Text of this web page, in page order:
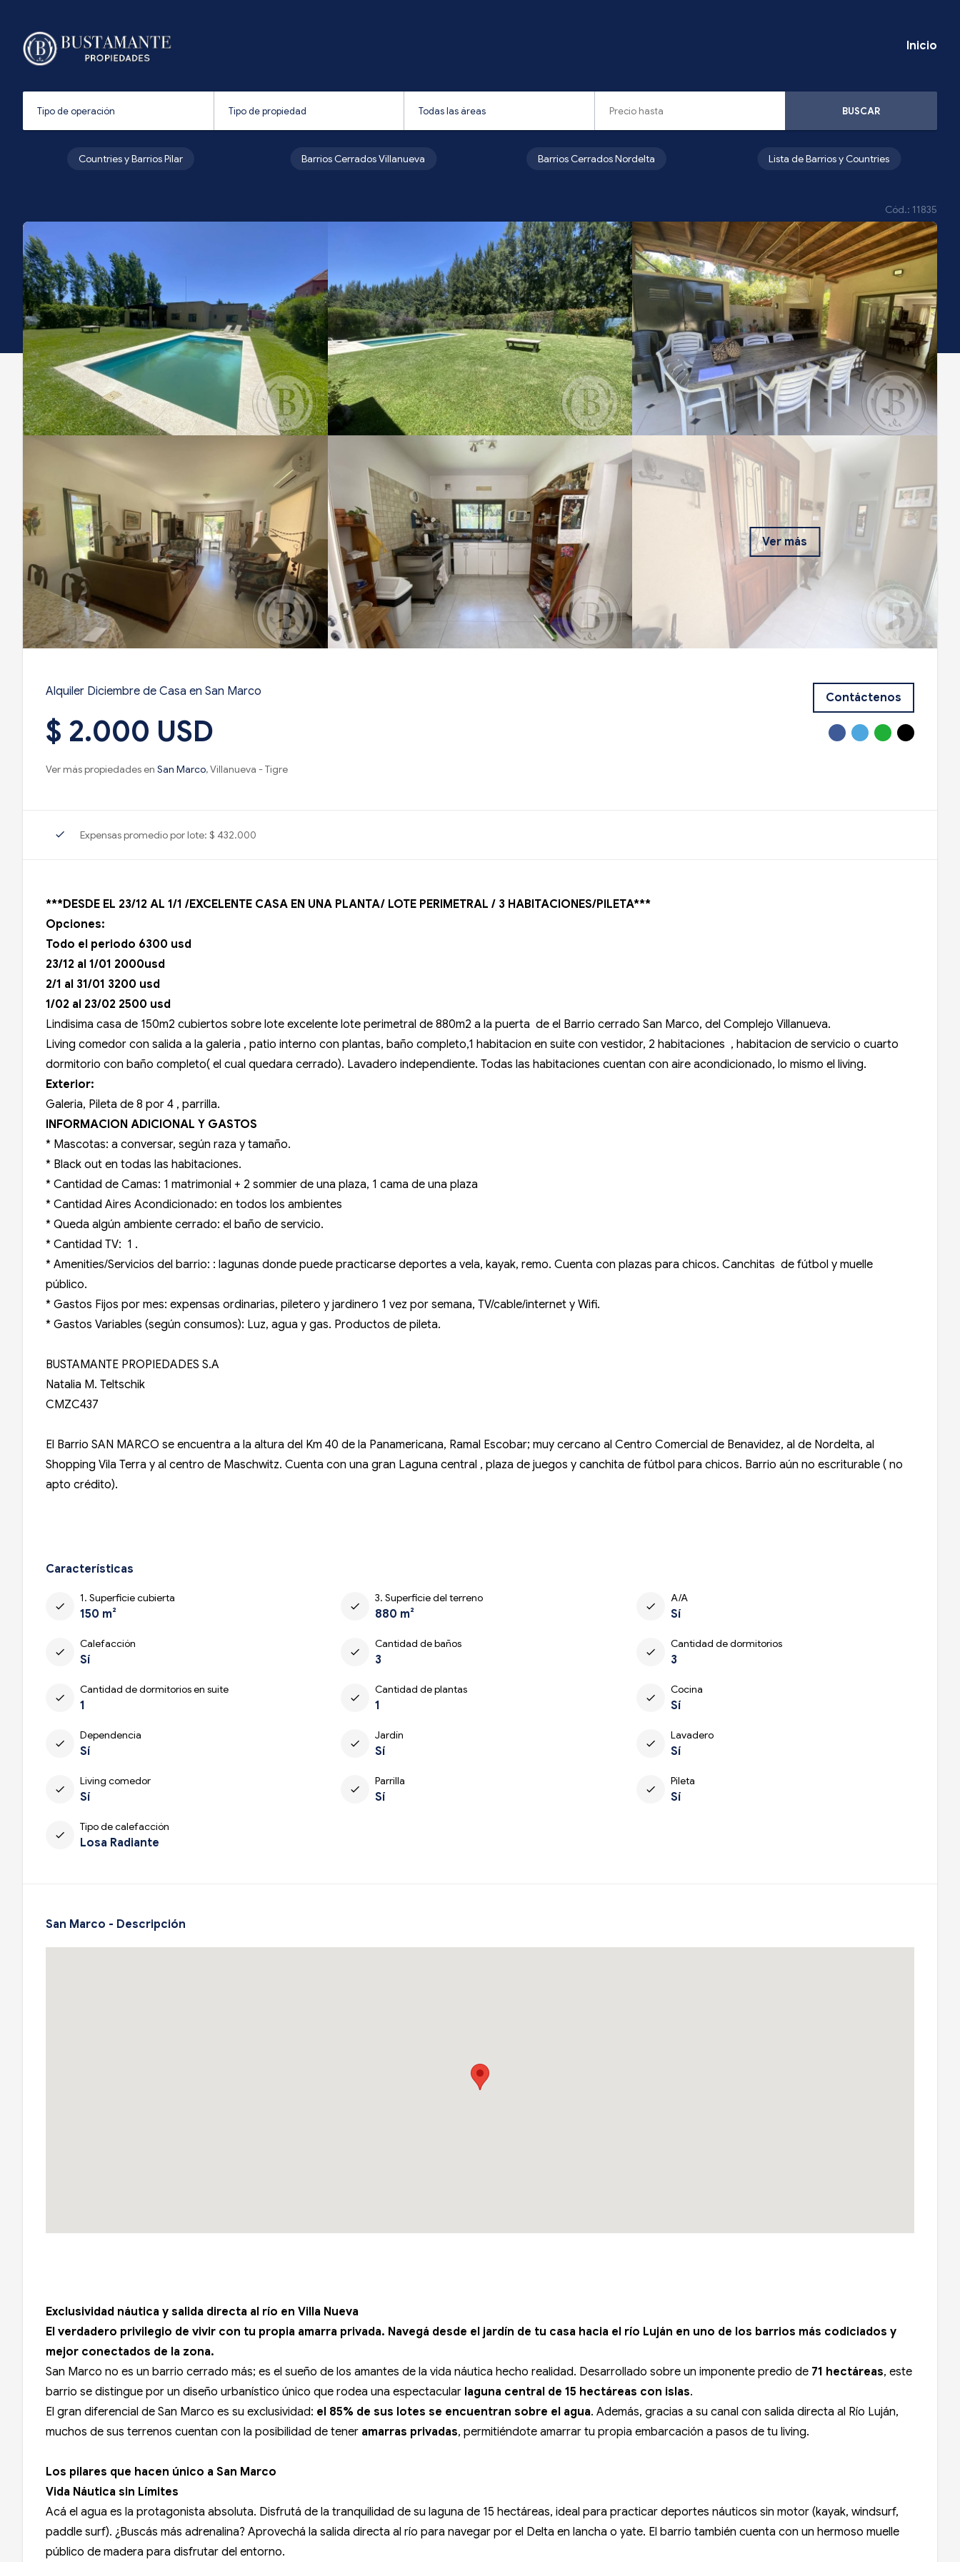
Inicio
BUSCAR
Countries y Barrios Pilar Barrios Cerrados Villanueva Barrios Cerrados Nordelta Lista de Barrios y Countries
Cód.: 11835
Ver más
Alquiler Diciembre de Casa en San Marco
$ 2.000 USD
Ver más propiedades en San Marco, Villanueva - Tigre
Contáctenos
check Expensas promedio por lote: $ 432.000
***DESDE EL 23/12 AL 1/1 /EXCELENTE CASA EN UNA PLANTA/ LOTE PERIMETRAL / 3 HABITACIONES/PILETA***
Opciones:
Todo el periodo 6300 usd
23/12 al 1/01 2000usd
2/1 al 31/01 3200 usd
1/02 al 23/02 2500 usd
Lindisima casa de 150m2 cubiertos sobre lote excelente lote perimetral de 880m2 a la puerta de el Barrio cerrado San Marco, del Complejo Villanueva.
Living comedor con salida a la galeria , patio interno con plantas, baño completo,1 habitacion en suite con vestidor, 2 habitaciones , habitacion de servicio o cuarto
dormitorio con baño completo( el cual quedara cerrado). Lavadero independiente. Todas las habitaciones cuentan con aire acondicionado, lo mismo el living.
Exterior:
Galeria, Pileta de 8 por 4 , parrilla.
INFORMACION ADICIONAL Y GASTOS
* Mascotas: a conversar, según raza y tamaño.
* Black out en todas las habitaciones.
* Cantidad de Camas: 1 matrimonial + 2 sommier de una plaza, 1 cama de una plaza
* Cantidad Aires Acondicionado: en todos los ambientes
* Queda algún ambiente cerrado: el baño de servicio.
* Cantidad TV: 1 .
* Amenities/Servicios del barrio: : lagunas donde puede practicarse deportes a vela, kayak, remo. Cuenta con plazas para chicos. Canchitas de fútbol y muelle
público.
* Gastos Fijos por mes: expensas ordinarias, piletero y jardinero 1 vez por semana, TV/cable/internet y Wifi.
* Gastos Variables (según consumos): Luz, agua y gas. Productos de pileta.
BUSTAMANTE PROPIEDADES S.A
Natalia M. Teltschik
CMZC437
El Barrio SAN MARCO se encuentra a la altura del Km 40 de la Panamericana, Ramal Escobar; muy cercano al Centro Comercial de Benavidez, al de Nordelta, al
Shopping Vila Terra y al centro de Maschwitz. Cuenta con una gran Laguna central , plaza de juegos y canchita de fútbol para chicos. Barrio aún no escriturable ( no
apto crédito).
Características
check
1. Superficie cubierta
150 m²
check
3. Superficie del terreno
880 m²
check
A/A
Sí
check
Calefacción
Sí
check
Cantidad de baños
3
check
Cantidad de dormitorios
3
check
Cantidad de dormitorios en suite
1
check
Cantidad de plantas
1
check
Cocina
Sí
check
Dependencia
Sí
check
Jardín
Sí
check
Lavadero
Sí
check
Living comedor
Sí
check
Parrilla
Sí
check
Pileta
Sí
check
Tipo de calefacción
Losa Radiante
San Marco - Descripción
Exclusividad náutica y salida directa al río en Villa Nueva
El verdadero privilegio de vivir con tu propia amarra privada. Navegá desde el jardín de tu casa hacia el río Luján en uno de los barrios más codiciados y
mejor conectados de la zona.
San Marco no es un barrio cerrado más; es el sueño de los amantes de la vida náutica hecho realidad. Desarrollado sobre un imponente predio de 71 hectáreas, este
barrio se distingue por un diseño urbanístico único que rodea una espectacular laguna central de 15 hectáreas con islas.
El gran diferencial de San Marco es su exclusividad: el 85% de sus lotes se encuentran sobre el agua. Además, gracias a su canal con salida directa al Río Luján,
muchos de sus terrenos cuentan con la posibilidad de tener amarras privadas, permitiéndote amarrar tu propia embarcación a pasos de tu living.
Los pilares que hacen único a San Marco
Vida Náutica sin Límites
Acá el agua es la protagonista absoluta. Disfrutá de la tranquilidad de su laguna de 15 hectáreas, ideal para practicar deportes náuticos sin motor (kayak, windsurf,
paddle surf). ¿Buscás más adrenalina? Aprovechá la salida directa al río para navegar por el Delta en lancha o yate. El barrio también cuenta con un hermoso muelle
público de madera para disfrutar del entorno.